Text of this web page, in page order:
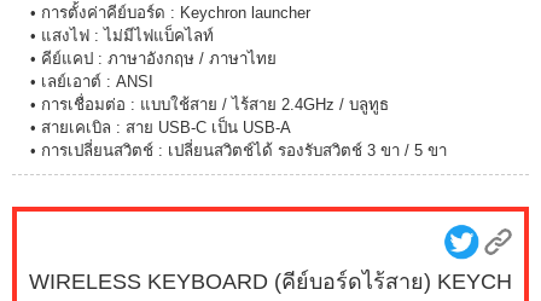
• การตั้งค่าคีย์บอร์ด : Keychron launcher
• แสงไฟ : ไม่มีไฟแบ็คไลท์
• คีย์แคป : ภาษาอังกฤษ / ภาษาไทย
• เลย์เอาต์ : ANSI
• การเชื่อมต่อ : แบบใช้สาย / ไร้สาย 2.4GHz / บลูทูธ
• สายเคเบิล : สาย USB-C เป็น USB-A
• การเปลี่ยนสวิตช์ : เปลี่ยนสวิตช์ได้ รองรับสวิตช์ 3 ขา / 5 ขา
WIRELESS KEYBOARD (คีย์บอร์ดไร้สาย) KEYCH